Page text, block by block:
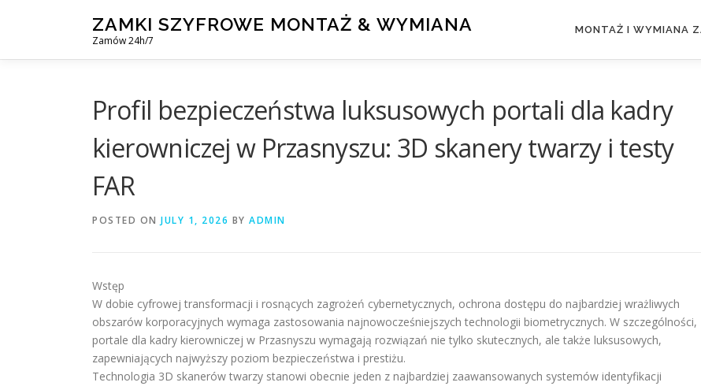
ZAMKI SZYFROWE MONTAŻ & WYMIANA
Zamów 24h/7
MONTAŻ I WYMIANA
Profil bezpieczeństwa luksusowych portali dla kadry
kierowniczej w Przasnyszu: 3D skanery twarzy i testy
FAR
POSTED ON JULY 1, 2026 BY ADMIN
Wstęp
W dobie cyfrowej transformacji i rosnących zagrożeń cybernetycznych, ochrona dostępu do najbardziej wrażliwych
obszarów korporacyjnych wymaga zastosowania najnowocześniejszych technologii biometrycznych. W szczególności,
portale dla kadry kierowniczej w Przasnyszu wymagają rozwiązań nie tylko skutecznych, ale także luksusowych,
zapewniających najwyższy poziom bezpieczeństwa i prestiżu.
Technologia 3D skanerów twarzy stanowi obecnie jeden z najbardziej zaawansowanych systemów identyfikacji